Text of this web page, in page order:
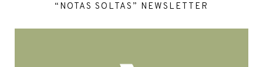
“NOTAS SOLTAS” NEWSLETTER